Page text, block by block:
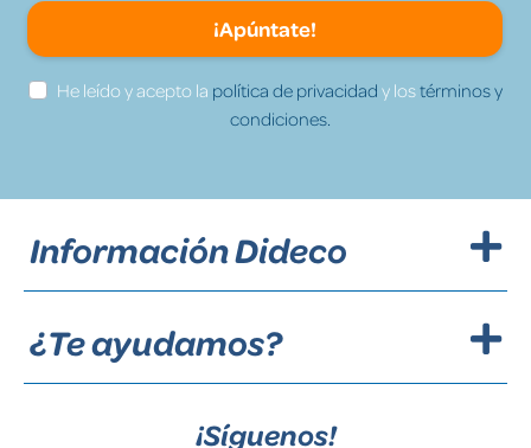
¡Apúntate!
He leído y acepto la política de privacidad y lostérminos y
condiciones.
Información Dideco
¿Te ayudamos?
¡Síguenos!